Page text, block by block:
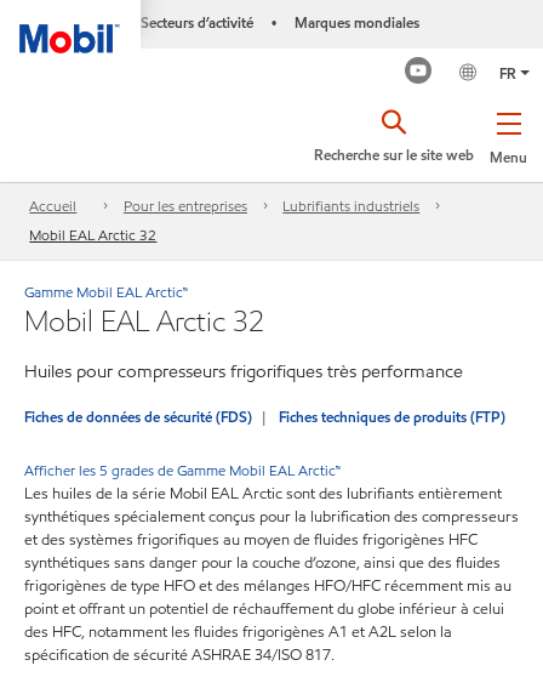
Secteurs d’activité • Marques mondiales
FR
Menu
Recherche sur le site web
Accueil Pour les entreprises
Lubrifiants industriels
Mobil EAL Arctic 32
Gamme Mobil EAL Arctic™
Mobil EAL Arctic 32
Huiles pour compresseurs frigorifiques très performance
Fiches de données de sécurité (FDS) Fiches techniques de produits (FTP)
Afficher les 5 grades de Gamme Mobil EAL Arctic™
Les huiles de la série Mobil EAL Arctic sont des lubrifiants entièrement
synthétiques spécialement conçus pour la lubrification des compresseurs
et des systèmes frigorifiques au moyen de fluides frigorigènes HFC
synthétiques sans danger pour la couche d’ozone, ainsi que des fluides
frigorigènes de type HFO et des mélanges HFO/HFC récemment mis au
point et offrant un potentiel de réchauffement du globe inférieur à celui
des HFC, notamment les fluides frigorigènes A1 et A2L selon la
spécification de sécurité ASHRAE 34/ISO 817.